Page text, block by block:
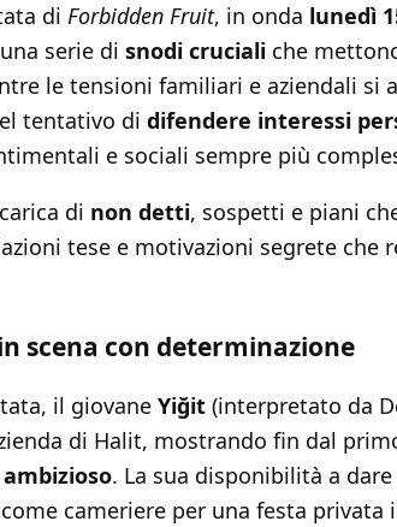
di Forbidden Fruit, in onda lunedì
serie di snodi cruciali che
le tensioni familiari e aziendali si
tentativo di difendere interessi
e sociali sempre più
di non detti, sospetti e piani
tese e motivazioni segrete che
scena con determinazione
il giovane Yiğit (interpretato da
di Halit, mostrando fin dal
. La sua disponibilità a
cameriere per una festa